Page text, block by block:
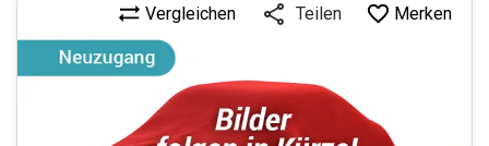
Vergleichen Teilen Merken